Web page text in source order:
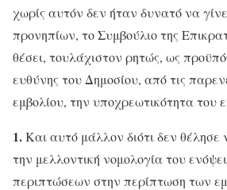
χωρίς αυτόν δεν ήταν δυνατό να
προνηπίων, το Συμβούλιο της
θέσει, τουλάχιστον ρητώς, ως
ευθύνης του Δημοσίου, από τις
εμβολίου, την υποχρεωτικότητα του
1.Και αυτό μάλλον διότι δεν
την μελλοντική νομολογία του
περιπτώσεων στην περίπτωση των